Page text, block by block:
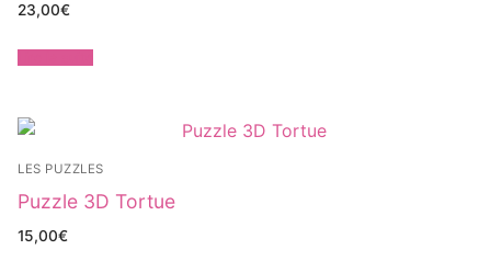
23,00€
LES PUZZLES
Puzzle 3D Tortue
15,00€